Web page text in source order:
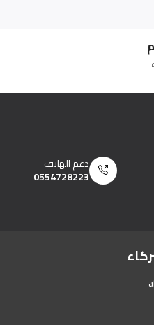
دعم الهاتف
0554728223